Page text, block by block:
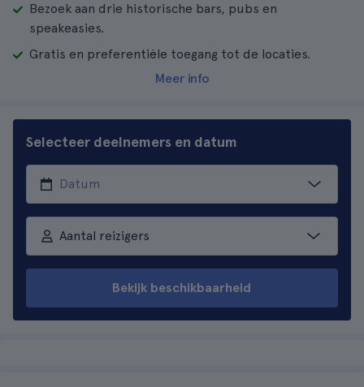
Bezoek aan drie historische bars, pubs en
speakeasies.
Gratis en preferentiële toegang tot de locaties.
Meer info
Selecteer deelnemers en datum
Aantal reizigers
Bekijk beschikbaarheid